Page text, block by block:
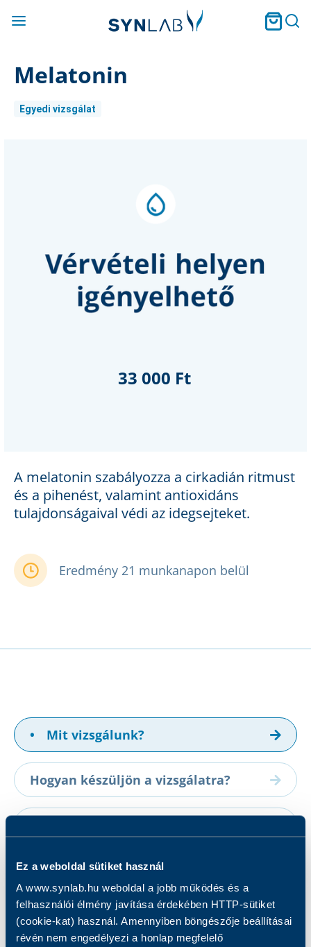
Ez a weboldal sütiket használ
A www.synlab.hu weboldal a jobb működés és a
felhasználói élmény javítása érdekében HTTP-sütiket
(cookie-kat) használ. Amennyiben böngészője beállításai
révén nem engedélyezi a honlap megfelelő
Melatonin
Egyedi vizsgálat
A melatonin szabályozza a cirkadián ritmust
és a pihenést, valamint antioxidáns
tulajdonságaival védi az idegsejteket.
Eredmény 21 munkanapon belül
33 000 Ft
• Mit vizsgálunk?
Hogyan készüljön a vizsgálatra?
A vizsgálatról
Mit vizsgálunk?